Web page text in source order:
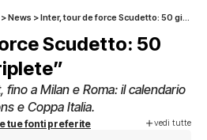
>News >Inter, tour de force Scudetto: 50 giorni per il “Triplete”
Scudetto: 50
fino a Milan e Roma: il calendario
e Coppa Italia.
tue fonti preferite vedi tutte